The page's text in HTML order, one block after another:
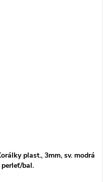
plast., 3mm, sv. modrá
bal.